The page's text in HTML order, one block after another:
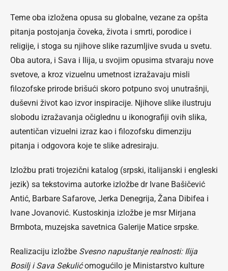
Teme oba izložena opusa su globalne, vezane za opšta
pitanja postojanja čoveka, života i smrti, porodice i
religije, i stoga su njihove slike razumljive svuda u svetu.
Oba autora, i Sava i Ilija, u svojim opusima stvaraju nove
svetove, a kroz vizuelnu umetnost izražavaju misli
filozofske prirode brišući skoro potpuno svoj unutrašnji,
duševni život kao izvor inspiracije. Njihove slike ilustruju
slobodu izražavanja očiglednu u ikonografiji ovih slika,
autentičan vizuelni izraz kao i filozofsku dimenziju
pitanja i odgovora koje te slike adresiraju.
Izložbu prati trojezični katalog (srpski, italijanski i engleski
jezik) sa tekstovima autorke izložbe dr Ivane Bašičević
Antić, Barbare Safarove, Jerka Denegrija, Žana Dibifea i
Ivane Jovanović. Kustoskinja izložbe je msr Mirjana
Brmbota, muzejska savetnica Galerije Matice srpske.
Realizaciju izložbe Svesno napuštanje realnosti: Ilija
Bosilj i Sava Sekulićomogućilo je Ministarstvo kulture